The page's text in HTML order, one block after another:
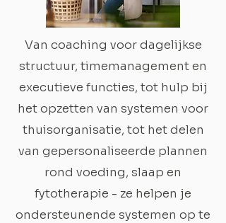
Van coaching voor dagelijkse
structuur, timemanagement en
executieve functies, tot hulp bij
het opzetten van systemen voor
thuisorganisatie, tot het delen
van gepersonaliseerde plannen
rond voeding, slaap en
fytotherapie - ze helpen je
ondersteunende systemen op te